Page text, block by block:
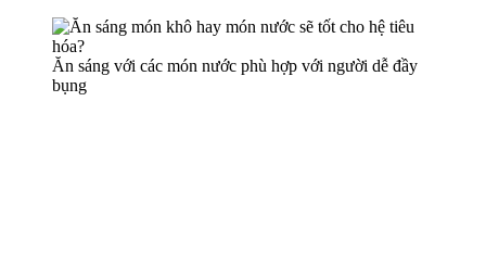
Ăn sáng với các món nước phù hợp với người dễ đầy
bụng